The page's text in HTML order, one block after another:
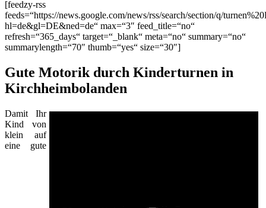
[feedzy-rss
feeds=“https://news.google.com/news/rss/search/section/q/
hl=de&gl=DE&ned=de“ max=“3″ feed_title=“no“
refresh=“365_days“ target=“_blank“ meta=“no“ summary=“no“
summarylength=“70″ thumb=“yes“ size=“30″]
Gute Motorik durch Kinderturnen in
Kirchheimbolanden
Damit Ihr
Kind von
klein auf
eine gute